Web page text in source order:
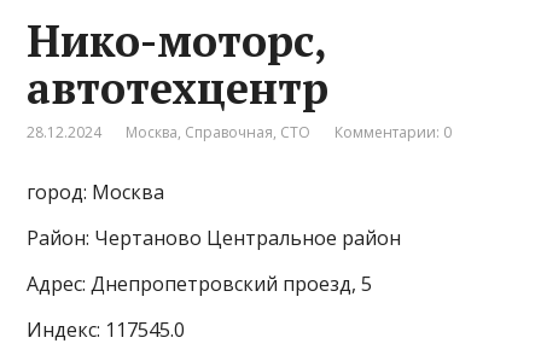
Нико-моторс,
автотехцентр
28.12.2024 Москва, Справочная, СТО Комментарии: 0
город: Москва
Район: Чертаново Центральное район
Адрес: Днепропетровский проезд, 5
Индекс: 117545.0